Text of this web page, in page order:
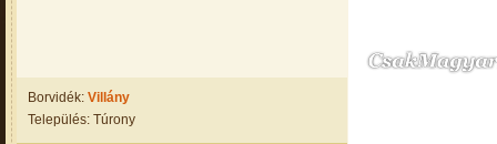
Borvidék: Villány
Település: Túrony